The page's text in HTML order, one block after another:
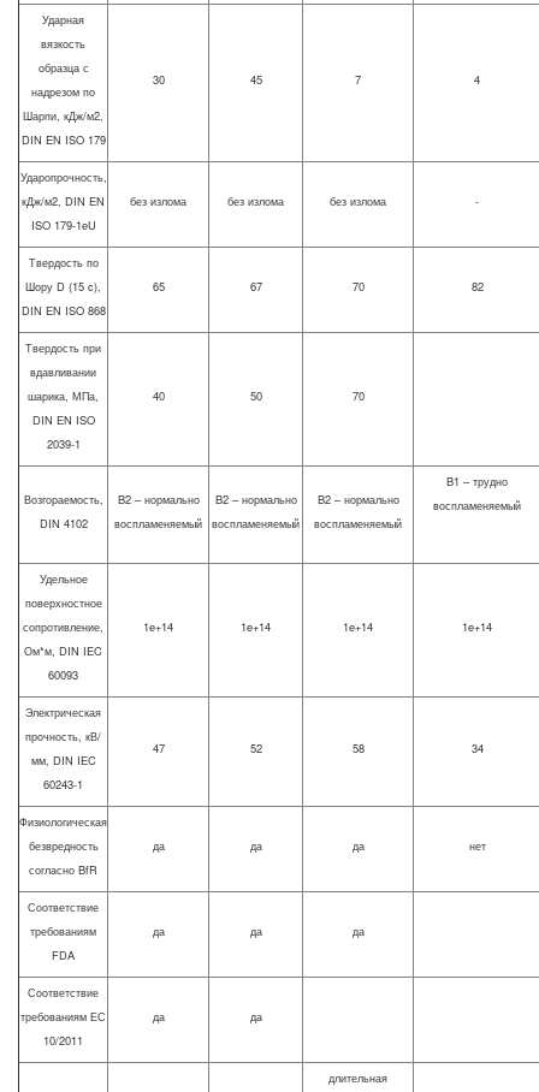
Ударная
вязкость
образца с
надрезом по
Шарпи, кДж/м2,
DIN EN ISO 179
30 45 7 4
Ударопрочность,
кДж/м2, DIN EN
ISO 179-1eU
без излома без излома без излома -
Твердость по
Шору D (15 c),
DIN EN ISO 868
65 67 70 82
Твердость при
вдавливании
шарика, МПа,
DIN EN ISO
2039-1
40 50 70
Возгораемость,
DIN 4102
B2 – нормально
воспламеняемый
B2 – нормально
воспламеняемый
B2 – нормально
воспламеняемый
B1 – трудно
воспламеняемый
Удельное
поверхностное
сопротивление,
Ом*м, DIN IEC
60093
1e+14 1e+14 1e+14 1e+14
Электрическая
прочность, кВ/
мм, DIN IEC
60243-1
47 52 58 34
Физиологическая
безвредность
согласно BfR
да да да нет
Соответствие
требованиям
FDA
да да да
Соответствие
требованиям ЕС
10/2011
да да
длительная